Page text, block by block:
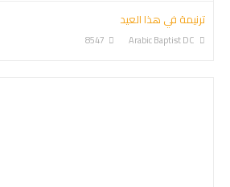
ترنيمة في هذا العيد
Arabic Baptist DC
8547